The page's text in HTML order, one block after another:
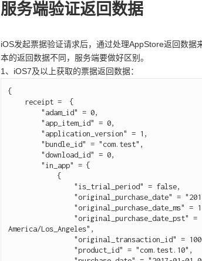
服务端验证返回数据
iOS发起票据验证请求后，通过处理AppStore返回数
本的返回数据不同，服务端要做好区别。
1、iOS7及以上获取的票据返回数据：
{
            {
America/Los_Angeles",